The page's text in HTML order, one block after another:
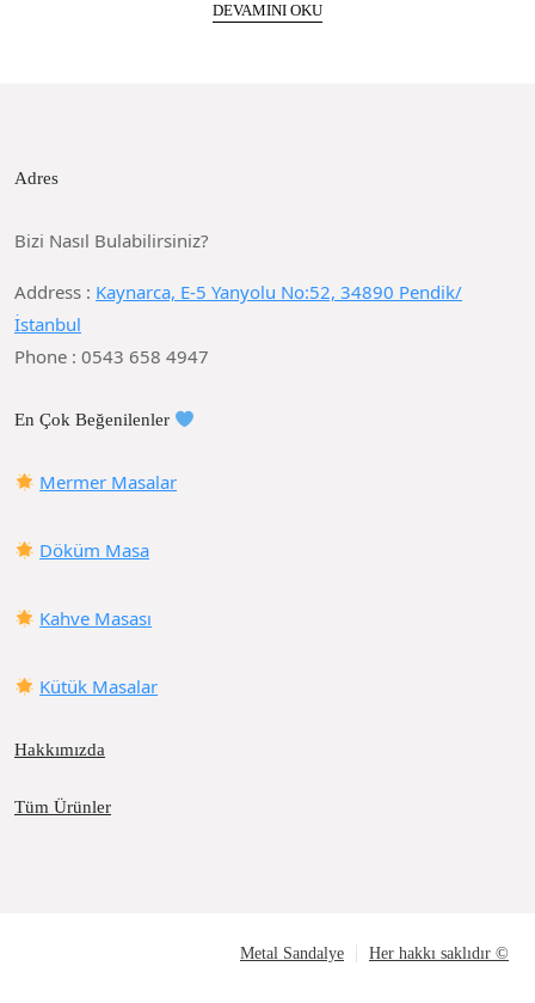
DEVAMINI OKU
Adres
Bizi Nasıl Bulabilirsiniz?
Address : Kaynarca, E-5 Yanyolu No:52, 34890 Pendik/
İstanbul
Phone : 0543 658 4947
En Çok Beğenilenler
Mermer Masalar
Döküm Masa
Kahve Masası
Kütük Masalar
Hakkımızda
Tüm Ürünler
Metal Sandalye Her hakkı saklıdır ©